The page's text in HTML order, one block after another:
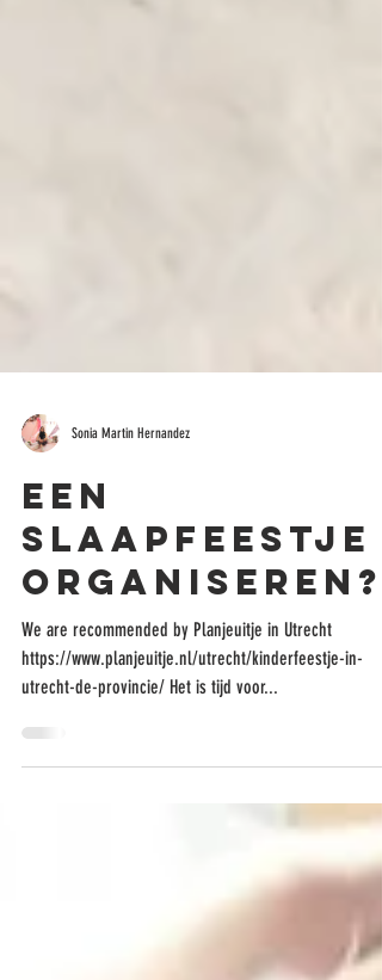
Een
slaapfeestje
organiseren?
https://www.planjeuitje.nl/utrecht/kinderfeestje-in-
utrecht-de-provincie/ Het is tijd voor...